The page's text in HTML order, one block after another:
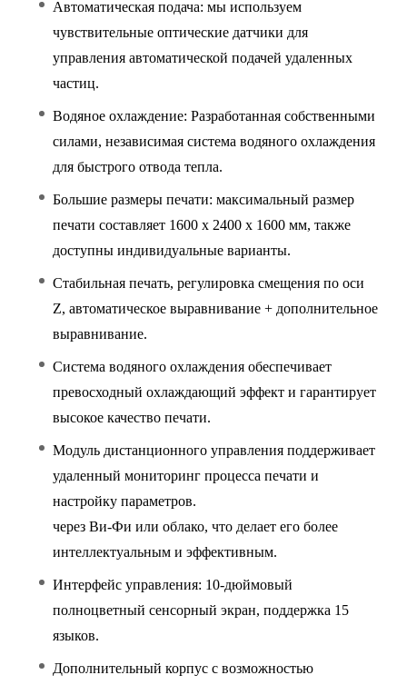
Автоматическая подача: мы используем
чувствительные оптические датчики для
управления автоматической подачей удаленных
частиц.
Водяное охлаждение: Разработанная собственными
силами, независимая система водяного охлаждения
для быстрого отвода тепла.
Большие размеры печати: максимальный размер
печати составляет 1600 x 2400 x 1600 мм, также
доступны индивидуальные варианты.
Стабильная печать, регулировка смещения по оси
Z, автоматическое выравнивание + дополнительное
выравнивание.
Система водяного охлаждения обеспечивает
превосходный охлаждающий эффект и гарантирует
высокое качество печати.
Модуль дистанционного управления поддерживает
удаленный мониторинг процесса печати и
настройку параметров.
через Ви-Фи или облако, что делает его более
интеллектуальным и эффективным.
Интерфейс управления: 10-дюймовый
полноцветный сенсорный экран, поддержка 15
языков.
Дополнительный корпус с возможностью